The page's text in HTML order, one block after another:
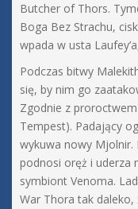
Butcher of Thors.
Boga Bez Strachu,
wpada w usta
Podczas bitwy
się, by nim go
Zgodnie z
Tempest). Padający
wykuwa nowy Mjolnir.
podnosi oręż i uderza
symbiont Venoma.
War Thora tak daleko,